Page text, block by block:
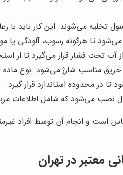
تخلیه می‌شوند. این کار باید
تا هرگونه رسوب، آلودگی یا
فشار قرار می‌گیرد تا از استحکام و
مناسب شارژ می‌شود. نوع ماده
در محدوده استاندارد قرار گیرد.
می‌شود که شامل اطلاعات
است و انجام آن توسط افراد
معتبر در تهران